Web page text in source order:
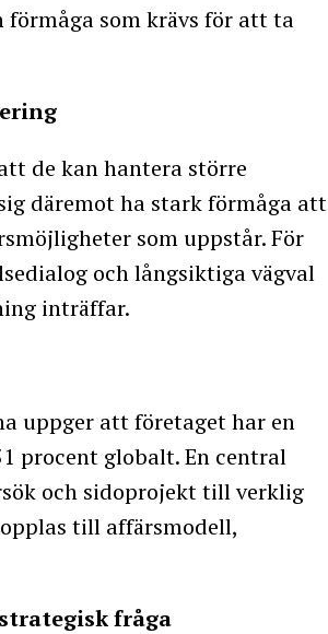
tillväxt, risker, AI,
som krävs för att ta
de kan hantera större
däremot ha stark förmåga att
som uppstår. För
och långsiktiga vägval
inträffar.
uppger att företaget har en
procent globalt. En central
och sidoprojekt till verklig
till affärsmodell,
fråga